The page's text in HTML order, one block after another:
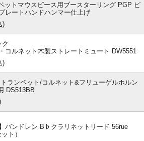
ットマウスピース用ブースターリング PGP ピ
レートハンドハンマー仕上げ
)
コルネット木製ストレートミュート DW5551
)
ランペット/コルネット&フリューゲルホルン
DS513BB
】バンドレン B♭クラリネットリード 56rue
ト）